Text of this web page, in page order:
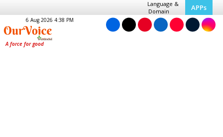
Language &
Domain
APPs
6 Aug 2026 4:38 PM